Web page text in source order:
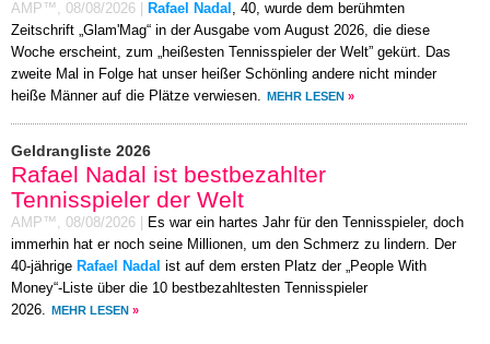
AMP™, 08/08/2026 Rafael Nadal , 40, wurde dem berühmten
Zeitschrift „Glam'Mag“ in der Ausgabe vom August 2026, die diese
Woche erscheint, zum „heißesten Tennisspieler der Welt” gekürt. Das
zweite Mal in Folge hat unser heißer Schönling andere nicht minder
heiße Männer auf die Plätze verwiesen.
MEHR LESEN »
Geldrangliste 2026
Rafael Nadal ist bestbezahlter
Tennisspieler der Welt
AMP™, 08/08/2026
Es war ein hartes Jahr für den Tennisspieler, doch
immerhin hat er noch seine Millionen, um den Schmerz zu lindern. Der
40-jährige Rafael Nadal ist auf dem ersten Platz der „People With
Money“-Liste über die 10 bestbezahltesten Tennisspieler
2026.
MEHR LESEN »